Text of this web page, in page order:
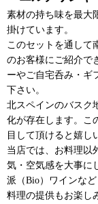
素材の持ち味を最大
掛けています。
このセットを通して
のお客様にご紹介で
ーやご自宅呑み・ギ
下さい。
北スペインのバスク
化が存在します。こ
目して頂けると嬉し
当店では、お料理以
気・空気感を大事に
派（Bio）ワインな
料理の提供もお楽し